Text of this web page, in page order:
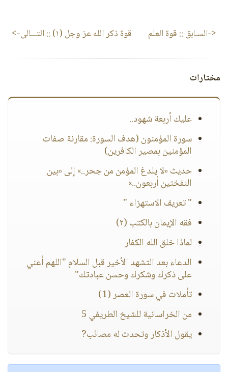
<-السـابق :: قوة العلم قوة ذكر الله عز وجل (١) :: التـــالى->
مختارات
عليك أربعة شهود..
سورة المؤمنون (هدف السورة: مقارنة صفات
المؤمنين بمصير الكافرين)
حديث «لا يلدغ المؤمن من جحر..» إلى «بين
النفختين أربعون..»
" تعريف الاستهزاء "
فقه الإيمان بالكتب (٢)
لماذا خلق الله الكفار
الدعاء بعد التشهد الأخير قبل السلام "اللهم أعني
على ذكرك وشكرك وحسن عبادتك"
تأملات في سورة العصر (1)
من الخراسانية للشيخ الطريفي 5
يقول الأذكار وتحدث له مصائب?